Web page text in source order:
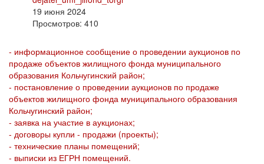
19 июня 2024
Просмотров: 410
- информационное сообщение о проведении аукционов по
продаже объектов жилищного фонда муниципального
образования Кольчугинский район;
- постановление о проведении аукционов по продаже
объектов жилищного фонда муниципального образования
Кольчугинский район;
- заявка на участие в аукционах;
- договоры купли - продажи (проекты);
- технические планы помещений;
- выписки из ЕГРН помещений.